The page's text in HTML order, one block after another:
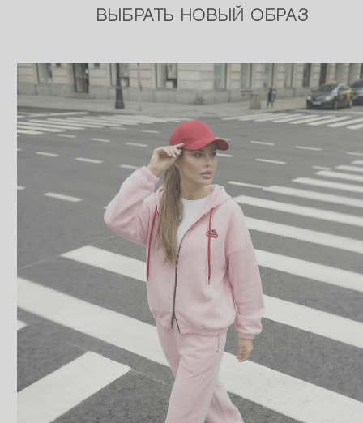
ВЫБРАТЬ НОВЫЙ ОБРАЗ